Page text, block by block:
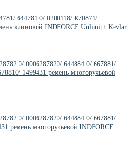
644781.0/ 0200118/ R70871/
клиновой INDFORCE Unlimit+ Kevlar
0006287820/ 644884.0/ 667881/
1499431 ремень многоручьевой
0006287820/ 644884.0/ 667881/
ремень многоручьевой INDFORCE